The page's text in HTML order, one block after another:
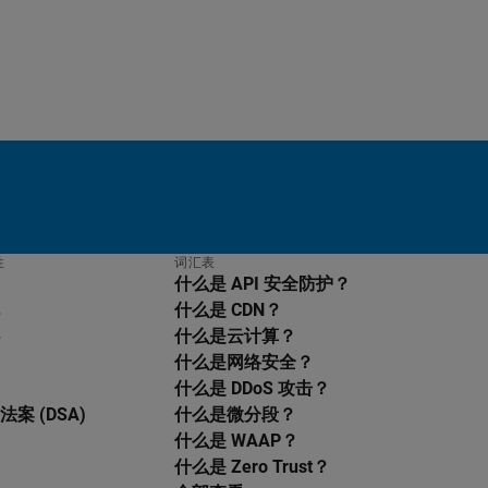
案 (DSA)
词汇表
什么是 API 安全防护？
什么是 CDN？
什么是云计算？
什么是网络安全？
什么是 DDoS 攻击？
什么是微分段？
什么是 WAAP？
什么是 Zero Trust？